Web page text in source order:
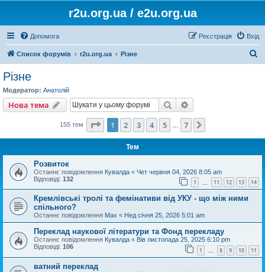
r2u.org.ua / e2u.org.ua
Допомога Вхід
Реєстрація
Список форумів r2u.org.ua Різне
Різне
Модератор: Анатолій
Нова тема Пошук
155 тем Сторінка 1 7
1 2 3 4 5 7
Тем
Розвиток
Останнє повідомлення Кувалда « Чет червня 04, 2026 8:05 am
Відповіді: 132 1 11 12 13 14
Кремлівські тролі та фемінативи від УКУ - що між ними
спільного?
Останнє повідомлення Max « Нед січня 25, 2026 5:01 am
Переклад наукової літератури та Фонд перекладу
Останнє повідомлення Кувалда « Вів листопада 25, 2025 6:10 pm
Відповіді: 106 1 … 8 9 10 11
ватний переклад